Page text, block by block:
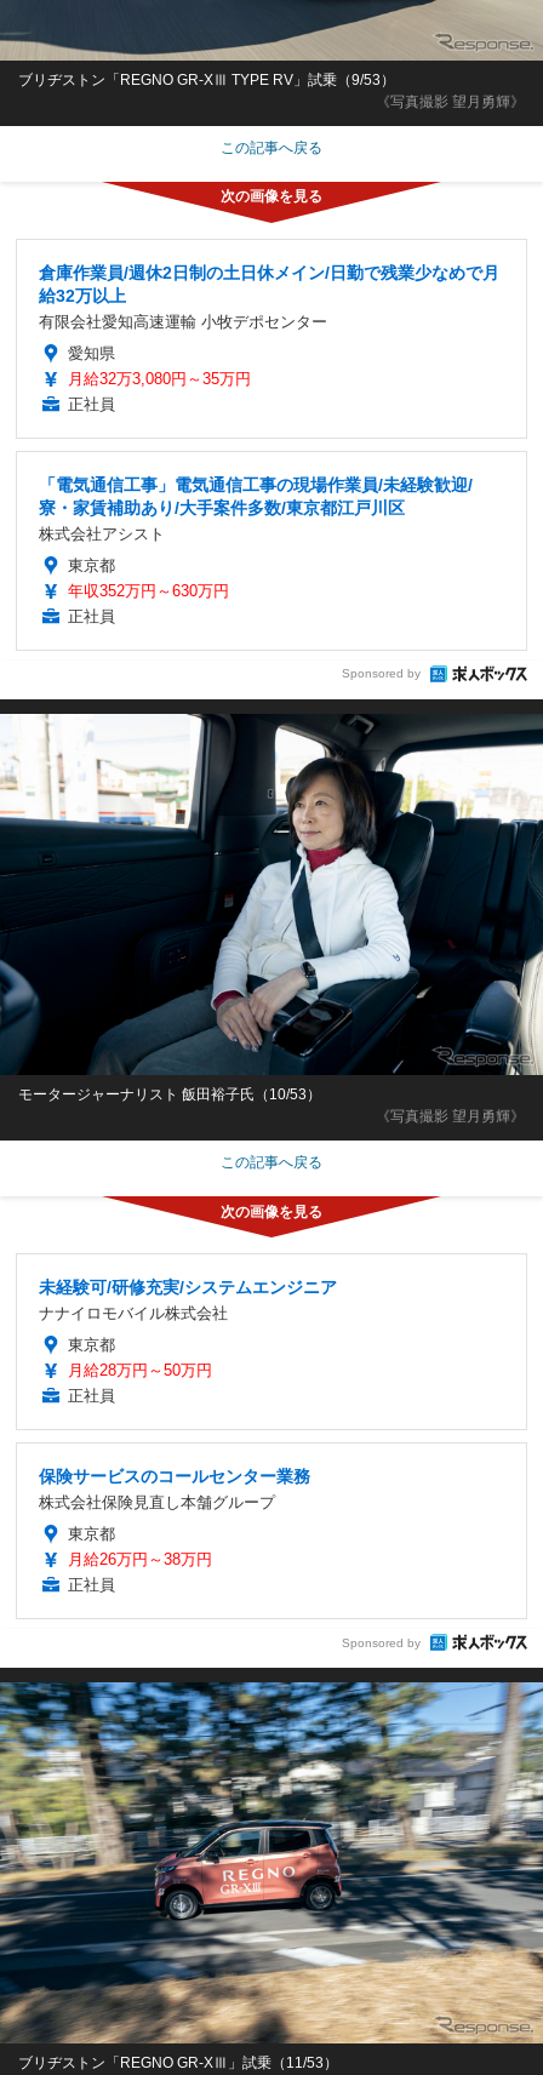
《写真撮影 望月勇輝》
ブリヂストン「REGNO GR-XⅢ TYPE RV」試乗（9/53）
この記事へ戻る
倉庫作業員/週休2日制の土日休メイン/日勤で残業少なめで月
給32万以上
有限会社愛知高速運輸 小牧デポセンター
愛知県
月給32万3,080円～35万円
正社員
「電気通信工事」電気通信工事の現場作業員/未経験歓迎/
寮・家賃補助あり/大手案件多数/東京都江戸川区
株式会社アシスト
東京都
年収352万円～630万円
正社員
Sponsored by
《写真撮影 望月勇輝》
モータージャーナリスト 飯田裕子氏（10/53）
この記事へ戻る
未経験可/研修充実/システムエンジニア
ナナイロモバイル株式会社
東京都
月給28万円～50万円
正社員
保険サービスのコールセンター業務
株式会社保険見直し本舗グループ
東京都
月給26万円～38万円
正社員
Sponsored by
ブリヂストン「REGNO GR-XⅢ」試乗（11/53）